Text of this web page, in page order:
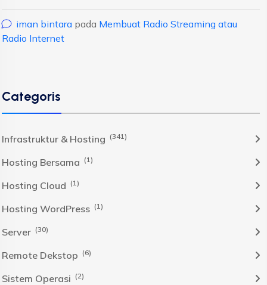
iman bintara pada Membuat Radio Streaming atau
Radio Internet
Categoris
Infrastruktur & Hosting (341)
Hosting Bersama (1)
Hosting Cloud (1)
Hosting WordPress (1)
Server (30)
Remote Dekstop (6)
Sistem Operasi (2)